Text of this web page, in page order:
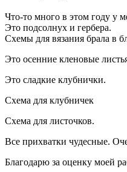
Что-то много в этом году у
Это подсолнух и гербера.
Схемы для вязания брала в
Это осенние кленовые
Это сладкие клубнички.
Схема для клубничек
Схема для листочков.
Все прихватки чудесные.
Благодарю за оценку моей